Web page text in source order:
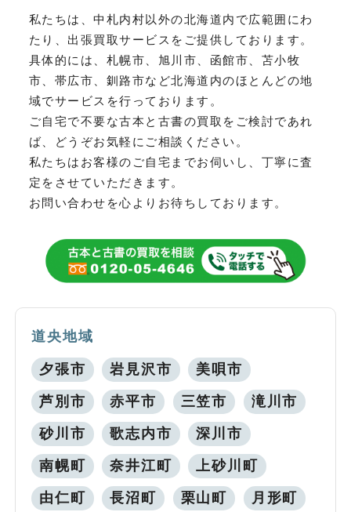
私たちは、中札内村以外の北海道内で広範囲にわ
たり、 出張買取サービスをご提供しております。
具体的には、札幌市、旭川市、函館市、苫小牧
市、帯広市、釧路市など北海道内のほとんどの地
域でサービスを行っております。
ご自宅で不要な古本と古書の買取をご検討であれ
ば、どうぞお気軽にご相談ください。
私たちはお客様のご自宅までお伺いし、丁寧に査
定をさせていただきます。
お問い合わせを心よりお待ちしております。
道央地域
夕張市 岩見沢市 美唄市
芦別市 赤平市 三笠市 滝川市
砂川市 歌志内市 深川市
南幌町 奈井江町 上砂川町
由仁町 長沼町 栗山町 月形町